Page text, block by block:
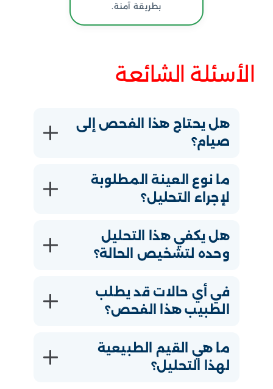
بطريقة آمنة.
الأسئلة الشائعة
هل يحتاج هذا الفحص إلى
صيام؟
ما نوع العينة المطلوبة
لإجراء التحليل؟
هل يكفي هذا التحليل
وحده لتشخيص الحالة؟
في أي حالات قد يطلب
الطبيب هذا الفحص؟
ما هي القيم الطبيعية
لهذا التحليل؟